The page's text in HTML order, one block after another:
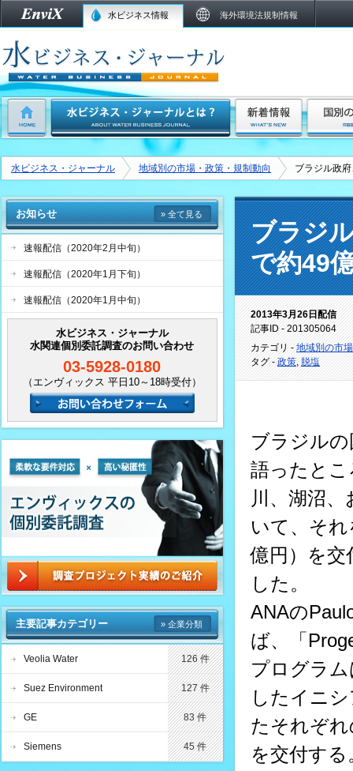
水ビジネス情報 海外環境法規制情報
水ビジネス・ジャーナル 地域別の市場・政策・規制動向 ブラジル政
ブラジ
で約49
2013年3月26日配信
記事ID - 201305064
カテゴリ - 地域別の市
タグ - 政策, 脱塩
ブラジル
語ったとこ
川、湖沼
いて、そ
億円）を交
した。
ANAの
ば、「
プログラ
したイニ
たそれぞれ
を交付する
お知らせ » 全て見る
速報配信（2020年2月中旬）
速報配信（2020年1月下旬）
速報配信（2020年1月中旬）
水ビジネス・ジャーナル
水関連個別委託調査のお問い合わせ
03-5928-0180
（エンヴィックス 平日10～18時受付）
主要記事カテゴリー » 企業分類
Veolia Water 126 件
Suez Environment 127 件
GE 83 件
Siemens 45 件